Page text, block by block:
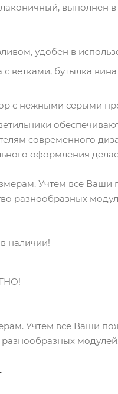
выполнен
удобен в
ветками, бутылка
с нежными серыми
современного
оформления
Учтем все Ваши
разнообразных
наличии!
Учтем все Ваши